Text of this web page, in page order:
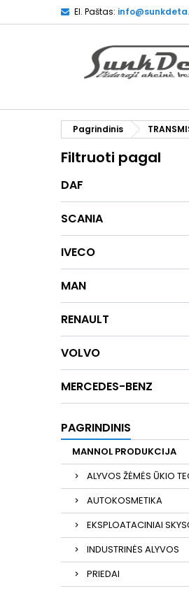
El. Paštas:
Pagrindinis
Filtruoti pagal
DAF
SCANIA
IVECO
MAN
RENAULT
VOLVO
MERCEDES-BENZ
PAGRINDINIS
MANNOL PRODUKCIJA
ALYVOS ŽĖMĖS ŪKIO
AUTOKOSMETIKA
EKSPLOATACINIAI
INDUSTRINĖS ALYVOS
PRIEDAI